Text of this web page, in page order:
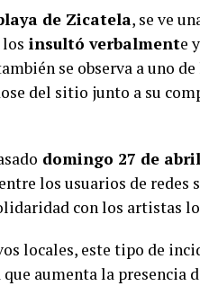
de Zicatela, se ve
insultó verbalmente
se observa a uno
del sitio junto a su
domingo 27 de
los usuarios de
con los artistas
locales, este tipo de
aumenta la presencia